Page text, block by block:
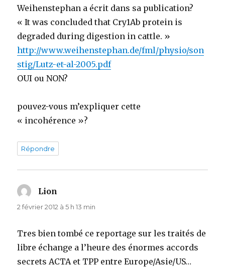
Weihenstephan a écrit dans sa publication?
« It was concluded that Cry1Ab protein is
degraded during digestion in cattle. »
http://www.weihenstephan.de/fml/physio/son
stig/Lutz-et-al-2005.pdf
OUI ou NON?
pouvez-vous m’expliquer cette
« incohérence »?
Répondre
Lion
2 février 2012 à 5 h 13 min
Tres bien tombé ce reportage sur les traités de
libre échange a l’heure des énormes accords
secrets ACTA et TPP entre Europe/Asie/US…